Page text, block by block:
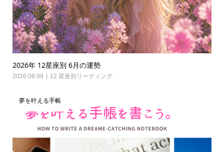
2026年 12星座別 6月の運勢
2026.06.09 12 星座別リーディング
夢を叶える手帳